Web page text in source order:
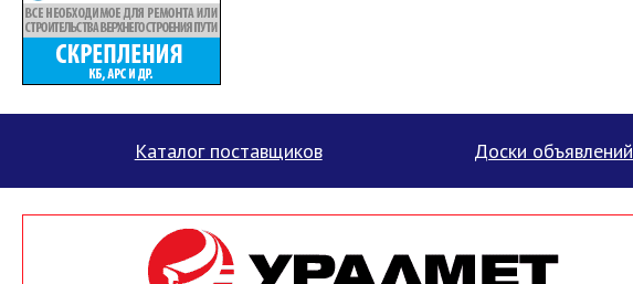
Каталог поставщиков Доски объявлений